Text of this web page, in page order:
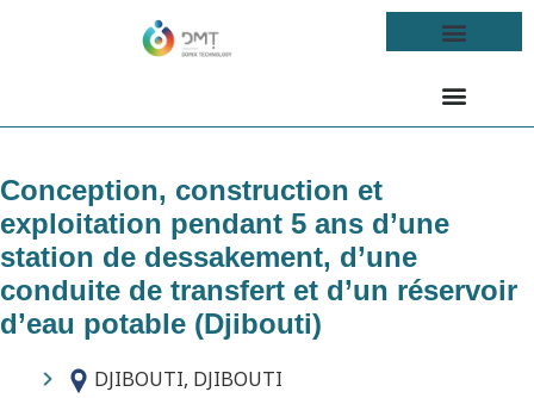
Conception, construction et
exploitation pendant 5 ans d’une
station de dessakement, d’une
conduite de transfert et d’un réservoir
d’eau potable (Djibouti)
DJIBOUTI, DJIBOUTI